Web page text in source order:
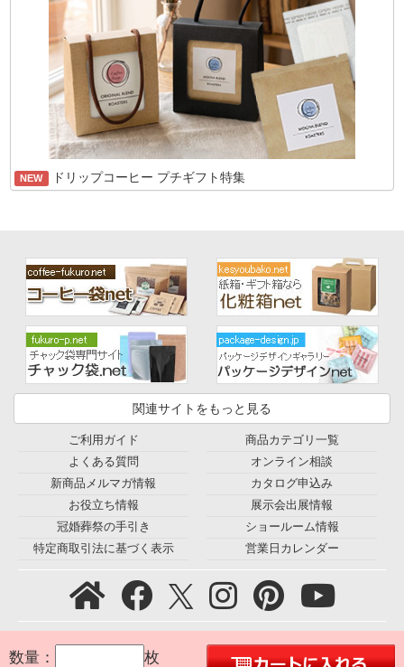
数量： 枚
NEW ドリップコーヒー プチギフト特集
関連サイトをもっと見る
ご利用ガイド
よくある質問
新商品メルマガ情報
お役立ち情報
冠婚葬祭の手引き
特定商取引法に基づく表示
商品カテゴリ一覧
オンライン相談
カタログ申込み
展示会出展情報
ショールーム情報
営業日カレンダー
お問合せ
採用情報｜